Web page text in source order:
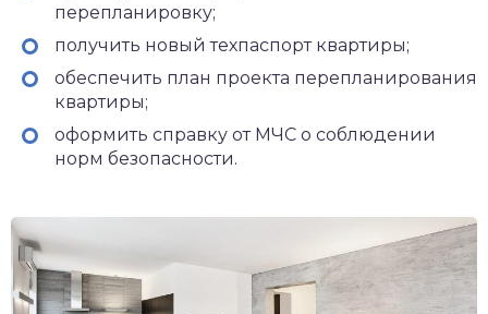
перепланировку;
получить новый техпаспорт квартиры;
обеспечить план проекта перепланирования
квартиры;
оформить справку от МЧС о соблюдении
норм безопасности.